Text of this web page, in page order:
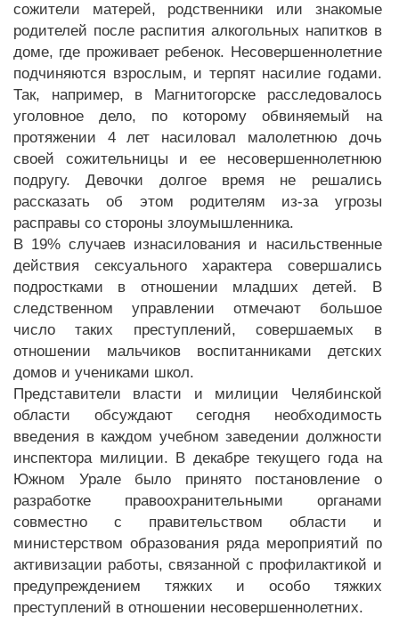
сожители матерей, родственники или знакомые
родителей после распития алкогольных напитков в
доме, где проживает ребенок. Несовершеннолетние
подчиняются взрослым, и терпят насилие годами.
Так, например, в Магнитогорске расследовалось
уголовное дело, по которому обвиняемый на
протяжении 4 лет насиловал малолетнюю дочь
своей сожительницы и ее несовершеннолетнюю
подругу. Девочки долгое время не решались
рассказать об этом родителям из-за угрозы
расправы со стороны злоумышленника.
В 19% случаев изнасилования и насильственные
действия сексуального характера совершались
подростками в отношении младших детей. В
следственном управлении отмечают большое
число таких преступлений, совершаемых в
отношении мальчиков воспитанниками детских
домов и учениками школ.
Представители власти и милиции Челябинской
области обсуждают сегодня необходимость
введения в каждом учебном заведении должности
инспектора милиции. В декабре текущего года на
Южном Урале было принято постановление о
разработке правоохранительными органами
совместно с правительством области и
министерством образования ряда мероприятий по
активизации работы, связанной с профилактикой и
предупреждением тяжких и особо тяжких
преступлений в отношении несовершеннолетних.